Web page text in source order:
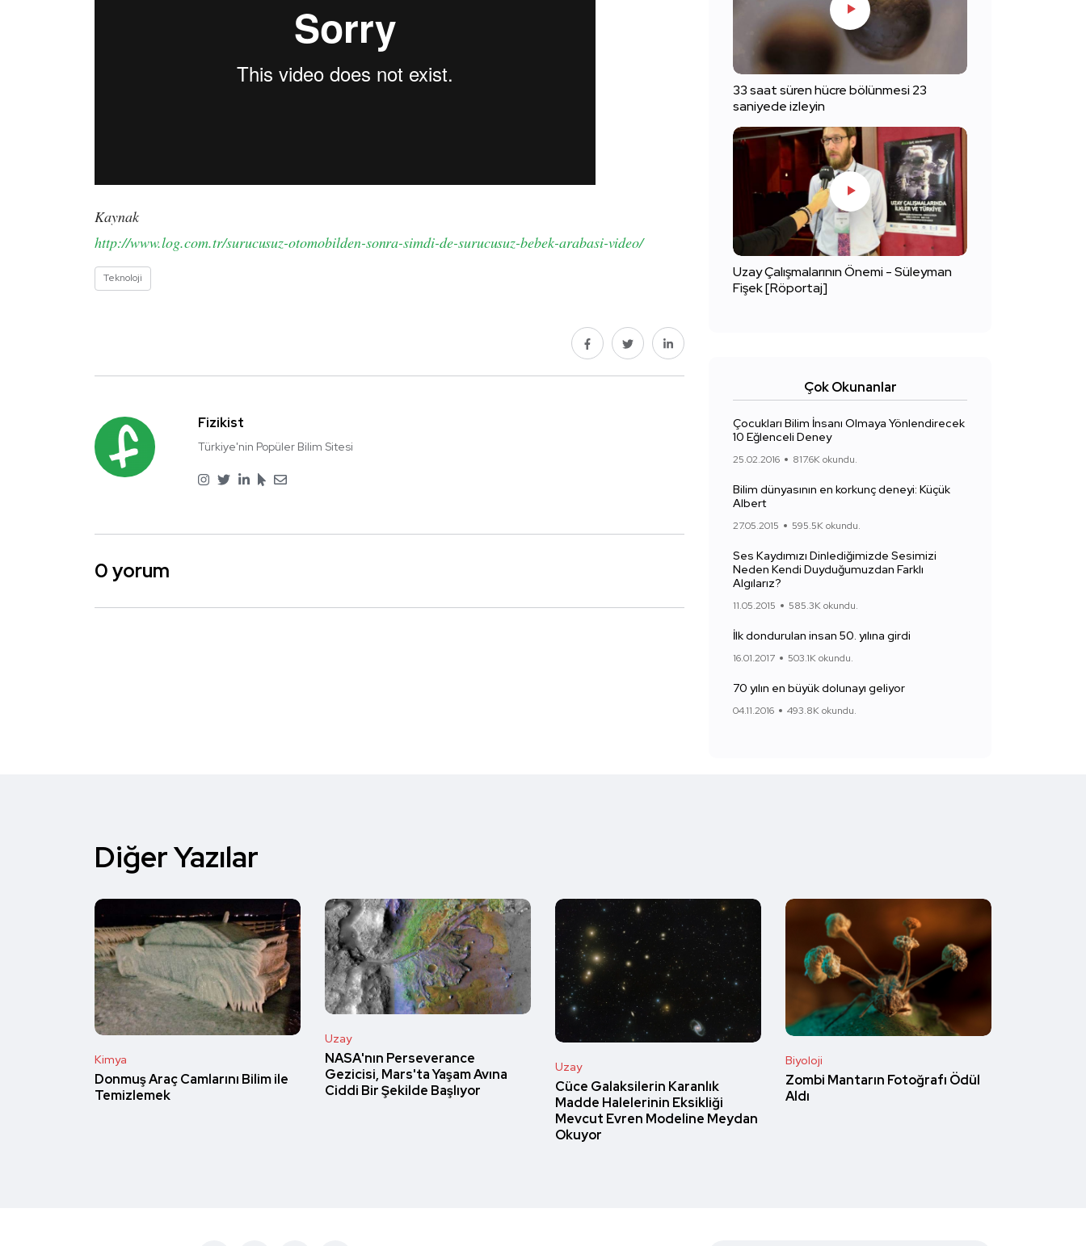
Kaynak
http://www.log.com.tr/surucusuz-otomobilden-sonra-simdi-de-surucusuz-bebek-arabasi-video/
Teknoloji
Fizikist
Türkiye'nin Popüler Bilim Sitesi
0 yorum
33 saat süren hücre bölünmesi 23
saniyede izleyin
Uzay Çalışmalarının Önemi - Süleyman
Fişek [Röportaj]
Çok Okunanlar
Çocukları Bilim İnsanı Olmaya Yönlendirecek
10 Eğlenceli Deney
25.02.2016 817.6K okundu.
Bilim dünyasının en korkunç deneyi: Küçük
Albert
27.05.2015 595.5K okundu.
Ses Kaydımızı Dinlediğimizde Sesimizi
Neden Kendi Duyduğumuzdan Farklı
Algılarız?
11.05.2015 585.3K okundu.
İlk dondurulan insan 50. yılına girdi
16.01.2017 503.1K okundu.
70 yılın en büyük dolunayı geliyor
04.11.2016 493.8K okundu.
Diğer Yazılar
Kimya
Donmuş Araç Camlarını Bilim ile
Temizlemek
Uzay
NASA'nın Perseverance
Gezicisi, Mars'ta Yaşam Avına
Ciddi Bir Şekilde Başlıyor
Uzay
Cüce Galaksilerin Karanlık
Madde Halelerinin Eksikliği
Mevcut Evren Modeline Meydan
Okuyor
Biyoloji
Zombi Mantarın Fotoğrafı Ödül
Aldı